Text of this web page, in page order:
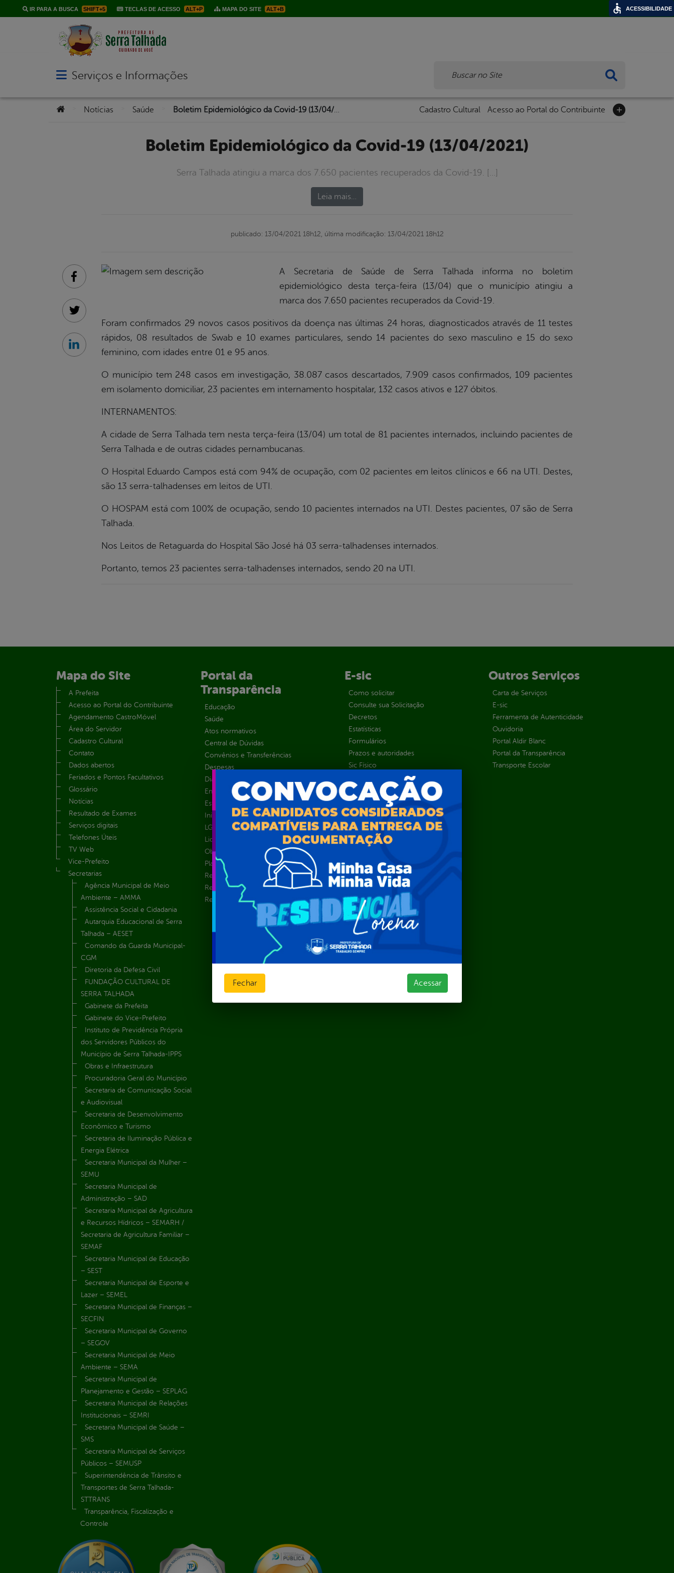
IR PARA A BUSCA SHIFT+5 TECLAS DE ACESSO ALT+P MAPA DO SITE ALT+B
Abrir menu principal de navegação
Serviços e Informações
Você está aqui:
Notícias Saúde Cadastro Cultural Acesso ao Portal do Contribuinte
Boletim Epidemiológico da Covid-19 (13/04/2021)
Serra Talhada atingiu a marca dos 7.650 pacientes recuperados da Covid-19. […]
Leia mais…
publicado: 13/04/2021 18h12, última modificação: 13/04/2021 18h12
A Secretaria de Saúde de Serra Talhada informa no boletim
epidemiológico desta terça-feira (13/04) que o município atingiu a
marca dos 7.650 pacientes recuperados da Covid-19.
Foram confirmados 29 novos casos positivos da doença nas últimas 24 horas, diagnosticados através de 11 testes
rápidos, 08 resultados de Swab e 10 exames particulares, sendo 14 pacientes do sexo masculino e 15 do sexo
feminino, com idades entre 01 e 95 anos.
O município tem 248 casos em investigação, 38.087 casos descartados, 7.909 casos confirmados, 109 pacientes
em isolamento domiciliar, 23 pacientes em internamento hospitalar, 132 casos ativos e 127 óbitos.
INTERNAMENTOS:
A cidade de Serra Talhada tem nesta terça-feira (13/04) um total de 81 pacientes internados, incluindo pacientes de
Serra Talhada e de outras cidades pernambucanas.
O Hospital Eduardo Campos está com 94% de ocupação, com 02 pacientes em leitos clínicos e 66 na UTI. Destes,
são 13 serra-talhadenses em leitos de UTI.
O HOSPAM está com 100% de ocupação, sendo 10 pacientes internados na UTI. Destes pacientes, 07 são de Serra
Talhada.
Nos Leitos de Retaguarda do Hospital São José há 03 serra-talhadenses internados.
Portanto, temos 23 pacientes serra-talhadenses internados, sendo 20 na UTI.
Facebook
Twitter
Linkedin
Mapa do Site
A Prefeita
Acesso ao Portal do Contribuinte
Agendamento CastroMóvel
Área do Servidor
Cadastro Cultural
Contato
Dados abertos
Feriados e Pontos Facultativos
Glossário
Notícias
Resultado de Exames
Serviços digitais
Telefones Úteis
TV Web
Vice-Prefeito
Secretarias
Agência Municipal de Meio
Ambiente – AMMA
Assistência Social e Cidadania
Autarquia Educacional de Serra
Talhada – AESET
Comando da Guarda Municipal-
CGM
Diretoria da Defesa Civil
FUNDAÇÃO CULTURAL DE
SERRA TALHADA
Gabinete da Prefeita
Gabinete do Vice-Prefeito
Instituto de Previdência Própria
dos Servidores Públicos do
Município de Serra Talhada-IPPS
Obras e Infraestrutura
Procuradoria Geral do Município
Secretaria de Comunicação Social
e Audiovisual
Secretaria de Desenvolvimento
Econômico e Turismo
Secretaria de Iluminação Pública e
Energia Elétrica
Secretaria Municipal da Mulher –
SEMU
Secretaria Municipal de
Administração – SAD
Secretaria Municipal de Agricultura
e Recursos Hídricos – SEMARH /
Secretaria de Agricultura Familiar –
SEMAF
Secretaria Municipal de Educação
– SEST
Secretaria Municipal de Esporte e
Lazer – SEMEL
Secretaria Municipal de Finanças –
SECFIN
Secretaria Municipal de Governo
– SEGOV
Secretaria Municipal de Meio
Ambiente – SEMA
Secretaria Municipal de
Planejamento e Gestão – SEPLAG
Secretaria Municipal de Relações
Institucionais – SEMRI
Secretaria Municipal de Saúde –
SMS
Secretaria Municipal de Serviços
Públicos – SEMUSP
Superintendência de Trânsito e
Transportes de Serra Talhada-
STTRANS
Transparência, Fiscalização e
Controle
Portal da
Transparência
Educação
Saúde
Atos normativos
Central de Dúvidas
Convênios e Transferências
Despesas
Diárias
Emendas parlamentares
Estrutura Organizacional
Inicio
LGPD e Governo Digital
Licitações e Contratos
Obras Públicas
Planejamento e Prestação de Contas
Receitas
Recursos Humanos
Renúncias de Receitas
E-sic
Como solicitar
Consulte sua Solicitação
Decretos
Estatísticas
Formulários
Prazos e autoridades
Sic Físico
Solicitar um pedido
Outros Serviços
Carta de Serviços
E-sic
Ferramenta de Autenticidade
Ouvidoria
Portal Aldir Blanc
Portal da Transparência
Transporte Escolar
Fechar Acessar
ACESSIBILIDADE